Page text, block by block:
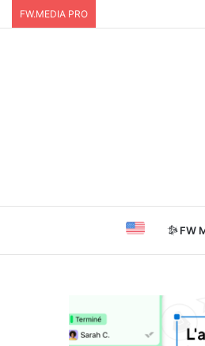
FW.MEDIA PRO
FW